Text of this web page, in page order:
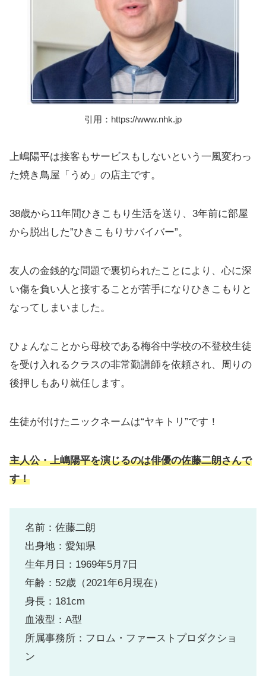
引用：https://www.nhk.jp
上嶋陽平は接客もサービスもしないという一風変わっ
た焼き鳥屋「うめ」の店主です。
38歳から11年間ひきこもり生活を送り、3年前に部屋
から脱出した”ひきこもりサバイバー”。
友人の金銭的な問題で裏切られたことにより、心に深
い傷を負い人と接することが苦手になりひきこもりと
なってしまいました。
ひょんなことから母校である梅谷中学校の不登校生徒
を受け入れるクラスの非常勤講師を依頼され、周りの
後押しもあり就任します。
生徒が付けたニックネームは“ヤキトリ”です！
主人公・上嶋陽平を演じるのは俳優の佐藤二朗さんで
す！
名前：佐藤二朗
出身地：愛知県
生年月日：1969年5月7日
年齢：52歳（2021年6月現在）
身長：181cm
血液型：A型
所属事務所：フロム・ファーストプロダクショ
ン